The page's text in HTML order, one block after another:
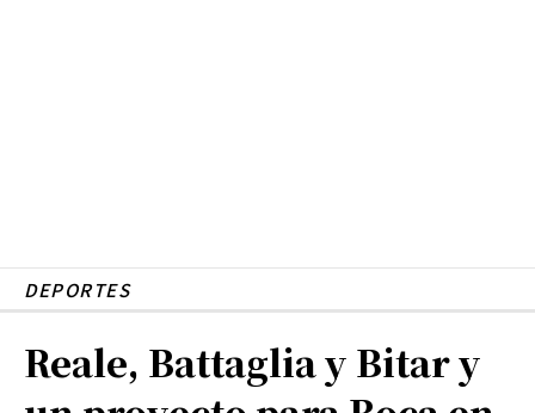
DEPORTES
Reale, Battaglia y Bitar y